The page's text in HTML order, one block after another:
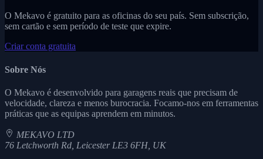
O Mekavo é gratuito para as oficinas do seu país. Sem subscrição,
sem cartão e sem período de teste que expire.
Criar conta gratuita
Sobre Nós
O Mekavo é desenvolvido para garagens reais que precisam de
velocidade, clareza e menos burocracia. Focamo-nos em ferramentas
práticas que as equipas aprendem em minutos.
MEKAVO LTD
76 Letchworth Rd, Leicester LE3 6FH, UK